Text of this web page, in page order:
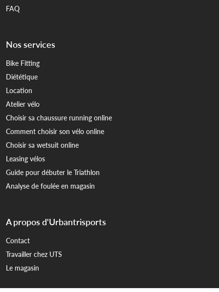
FAQ
Nos services
Bike Fitting
Diététique
Location
Atelier vélo
Choisir sa chaussure running online
Comment choisir son vélo online
Choisir sa wetsuit online
Leasing vélos
Guide pour débuter le Triathlon
Analyse de foulée en magasin
A propos d'Urbantrisports
Contact
Travailler chez UTS
Le magasin